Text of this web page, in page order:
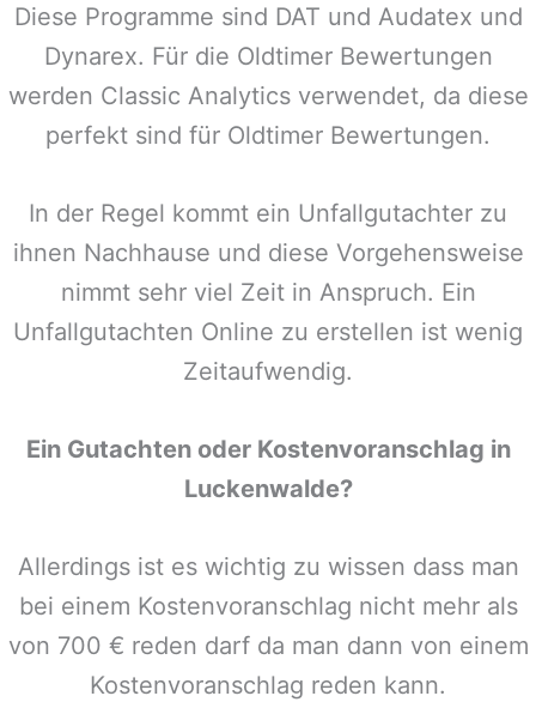
Diese Programme sind DAT und Audatex und
Dynarex. Für die Oldtimer Bewertungen
werden Classic Analytics verwendet, da diese
perfekt sind für Oldtimer Bewertungen.
In der Regel kommt ein Unfallgutachter zu
ihnen Nachhause und diese Vorgehensweise
nimmt sehr viel Zeit in Anspruch. Ein
Unfallgutachten Online zu erstellen ist wenig
Zeitaufwendig.
Ein Gutachten oder Kostenvoranschlag in
Luckenwalde?
Allerdings ist es wichtig zu wissen dass man
bei einem Kostenvoranschlag nicht mehr als
von 700 € reden darf da man dann von einem
Kostenvoranschlag reden kann.